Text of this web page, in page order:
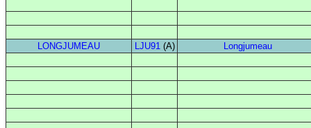
LONGJUMEAU LJU91(A) Longjumeau